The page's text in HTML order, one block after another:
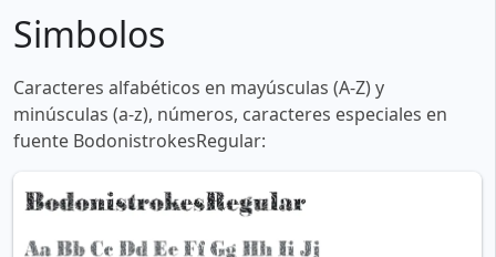
Simbolos
Caracteres alfabéticos en mayúsculas (A-Z) y
minúsculas (a-z), números, caracteres especiales en
fuente BodonistrokesRegular: